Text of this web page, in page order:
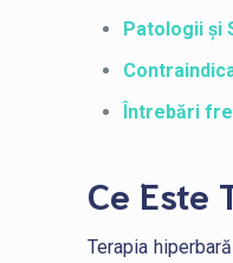
Patologii și
Întrebări
Ce Este
Terapia